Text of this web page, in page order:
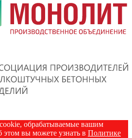
обрабатываемые вашим
этом вы можете узнать в Политике